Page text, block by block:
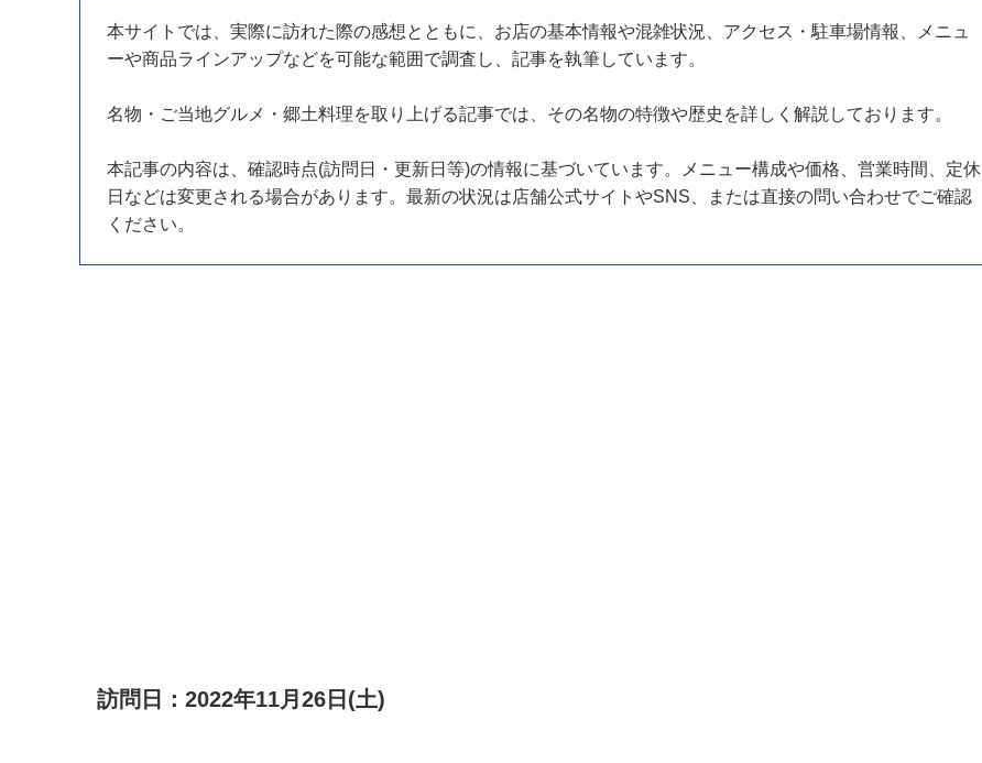
本サイトでは、実際に訪れた際の感想とともに、お店の基本情報や混雑状況、アクセス・駐車場情報、メニュ
ーや商品ラインアップなどを可能な範囲で調査し、記事を執筆しています。
名物・ご当地グルメ・郷土料理を取り上げる記事では、その名物の特徴や歴史を詳しく解説しております。
本記事の内容は、確認時点(訪問日・更新日等)の情報に基づいています。メニュー構成や価格、営業時間、定休
日などは変更される場合があります。最新の状況は店舗公式サイトやSNS、または直接の問い合わせでご確認
ください。
訪問日：2022年11月26日(土)